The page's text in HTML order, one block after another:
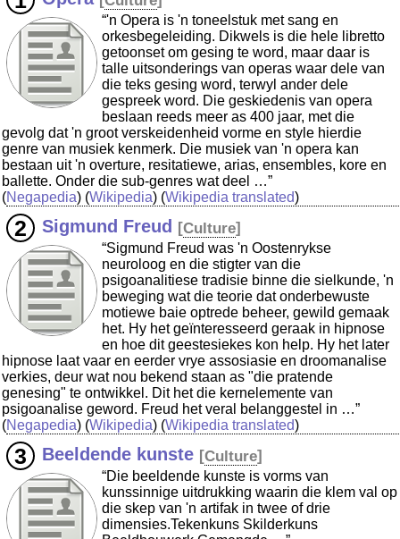
“'n Opera is 'n toneelstuk met sang en
orkesbegeleiding. Dikwels is die hele libretto
getoonset om gesing te word, maar daar is
talle uitsonderings van operas waar dele van
die teks gesing word, terwyl ander dele
gespreek word. Die geskiedenis van opera
beslaan reeds meer as 400 jaar, met die
gevolg dat 'n groot verskeidenheid vorme en style hierdie
genre van musiek kenmerk. Die musiek van 'n opera kan
bestaan uit 'n overture, resitatiewe, arias, ensembles, kore en
ballette. Onder die sub-genres wat deel …”
(Negapedia) (Wikipedia) (Wikipedia translated)
Sigmund Freud [Culture]
“Sigmund Freud was 'n Oostenrykse
neuroloog en die stigter van die
psigoanalitiese tradisie binne die sielkunde, 'n
beweging wat die teorie dat onderbewuste
motiewe baie optrede beheer, gewild gemaak
het. Hy het geïnteresseerd geraak in hipnose
en hoe dit geestesiekes kon help. Hy het later
hipnose laat vaar en eerder vrye assosiasie en droomanalise
verkies, deur wat nou bekend staan as "die pratende
genesing" te ontwikkel. Dit het die kernelemente van
psigoanalise geword. Freud het veral belanggestel in …”
(Negapedia) (Wikipedia) (Wikipedia translated)
Beeldende kunste [Culture]
“Die beeldende kunste is vorms van
kunssinnige uitdrukking waarin die klem val op
die skep van 'n artifak in twee of drie
dimensies.Tekenkuns Skilderkuns